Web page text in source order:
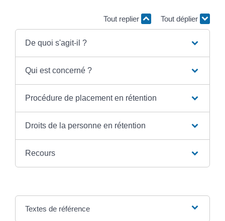
Tout replier Tout déplier
De quoi s'agit-il ?
Qui est concerné ?
Procédure de placement en rétention
Droits de la personne en rétention
Recours
Textes de référence